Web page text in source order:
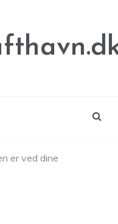
er ved dine